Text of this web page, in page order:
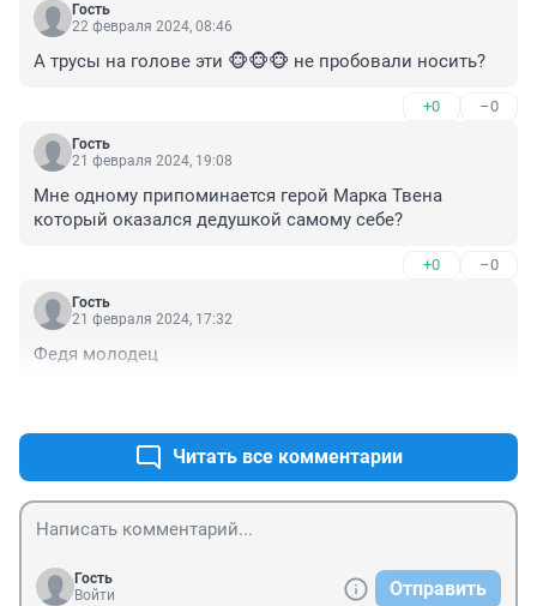
Гость
22 февраля 2024, 08:46
А трусы на голове эти 🐵🐵🐵 не пробовали носить?
+0 –0
Гость
21 февраля 2024, 19:08
Мне одному припоминается герой Марка Твена
который оказался дедушкой самому себе?
+0 –0
Гость
21 февраля 2024, 17:32
Федя молодец
Читать все комментарии
Гость
Войти
Отправить